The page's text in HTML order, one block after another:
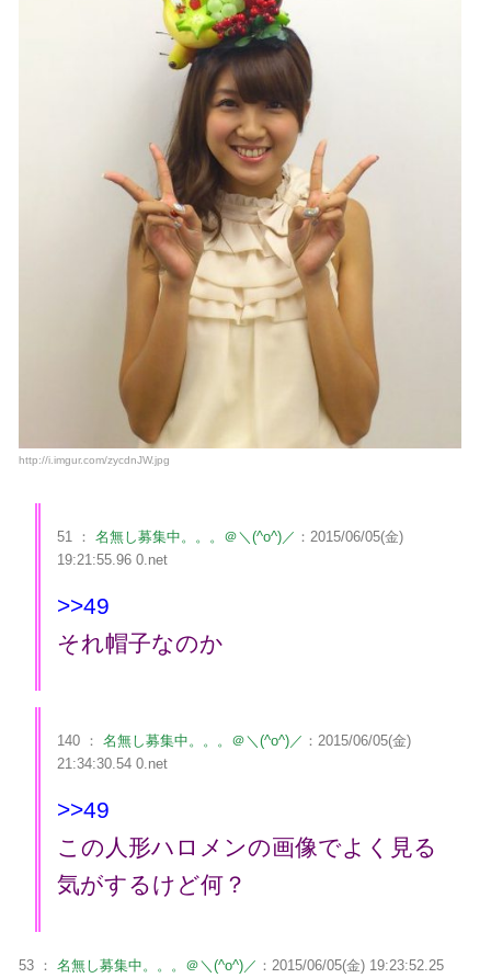
http://i.imgur.com/zycdnJW.jpg
51 ： 名無し募集中。。。＠＼(^o^)／ ：2015/06/05(金)
19:21:55.96 0.net
>>49
それ帽子なのか
140 ： 名無し募集中。。。＠＼(^o^)／ ：2015/06/05(金)
21:34:30.54 0.net
>>49
この人形ハロメンの画像でよく見る
気がするけど何？
53 ： 名無し募集中。。。＠＼(^o^)／ ：2015/06/05(金) 19:23:52.25